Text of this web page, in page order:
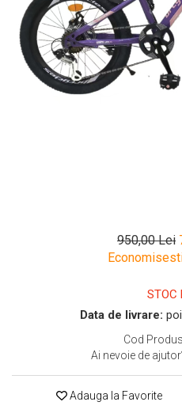
950,00 Lei
STOC
Data de livrare:
Cod
Ai nevoie de
Adauga la Favorite